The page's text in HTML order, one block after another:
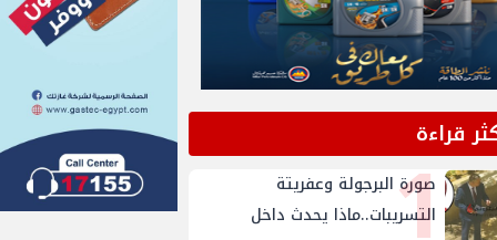
قراءة
صورة البرجولة وعفريتة
التسريبات..ماذا يحدث داخل